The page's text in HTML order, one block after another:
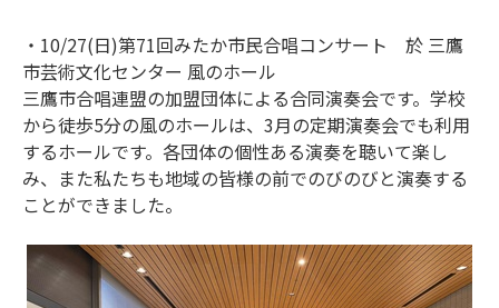
・10/27(日)第71回みたか市民合唱コンサート 於 三鷹
市芸術文化センター 風のホール
三鷹市合唱連盟の加盟団体による合同演奏会です。学校
から徒歩5分の風のホールは、3月の定期演奏会でも利用
するホールです。各団体の個性ある演奏を聴いて楽し
み、また私たちも地域の皆様の前でのびのびと演奏する
ことができました。